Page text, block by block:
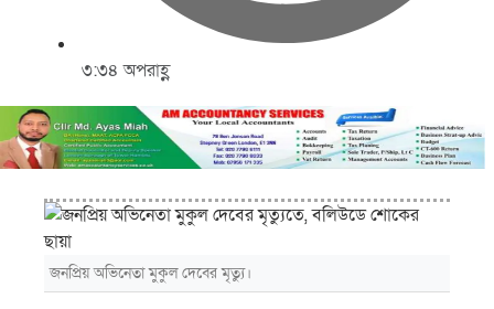
৩:৩৪ অপরাহ্ণ
জনপ্রিয় অভিনেতা মুকুল দেবের মৃত্যু।